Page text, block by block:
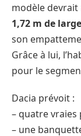
modèle
1,72 m de large
son
Grâce à lui,
pour le
Dacia prévoit :
– quatre vraies
– une